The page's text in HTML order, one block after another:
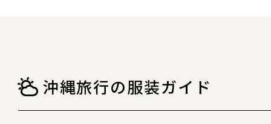
沖縄旅行の服装ガイド